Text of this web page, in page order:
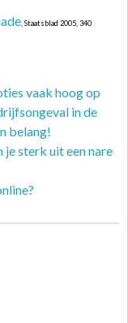
, Staatsblad 2005, 340
vaak hoog op
in de
belang!
je sterk uit een nare